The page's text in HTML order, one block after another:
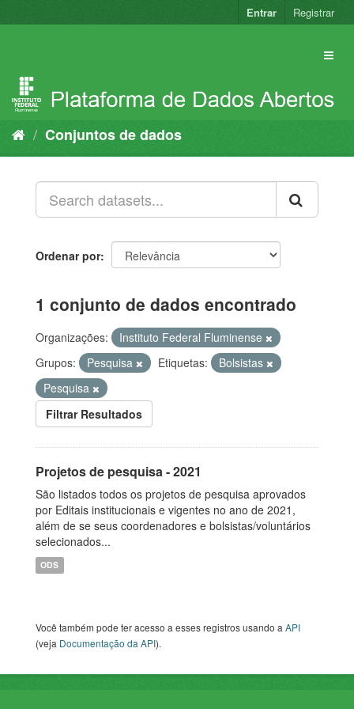
para
Entrar Registrar
Conjuntos de dados
Ordenar por
1 conjunto de dados encontrado
Organizações:
Instituto Federal Fluminense
Grupos:
Pesquisa Etiquetas:
Bolsistas
Pesquisa
Filtrar Resultados
Projetos de pesquisa - 2021
São listados todos os projetos de pesquisa aprovados
por Editais institucionais e vigentes no ano de 2021,
além de se seus coordenadores e bolsistas/voluntários
selecionados...
ODS
Você também pode ter acesso a esses registros usando aAPI
(veja Documentação da API).